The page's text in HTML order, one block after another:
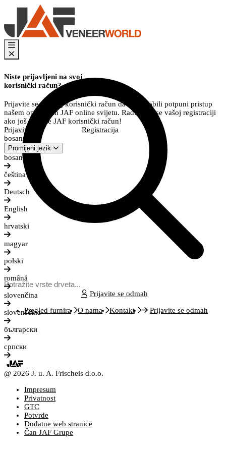
Prijavite se odmah
Pregled furnira O nama Kontakt Prijavite se odmah
Niste prijavljeni na svoj
korisnički račun?
Prijavite se na svoj korisnički račun da biste dobili potpuni pristup
našem opsežnom JAF online svijetu. Radujemo se vašoj registraciji
ako još nemate JAF korisnički račun!
Prijavite se
Registracija
bosanski
Promijeni jezik
bosanski
čeština
Deutsch
English
hrvatski
magyar
polski
română
slovenčina
slovenščina
български
српски
@ 2026 J. u. A. Frischeis d.o.o.
Impresum
Privatnost
GTC
Potvrde
Dodatne web stranice
Čan JAF Grupe